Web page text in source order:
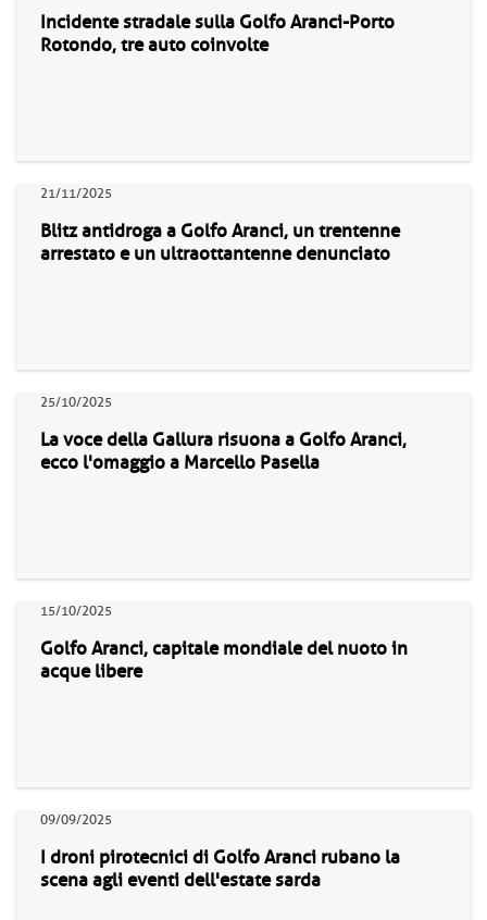
Incidente stradale sulla Golfo Aranci-Porto
Rotondo, tre auto coinvolte
21/11/2025
Blitz antidroga a Golfo Aranci, un trentenne
arrestato e un ultraottantenne denunciato
25/10/2025
La voce della Gallura risuona a Golfo Aranci,
ecco l'omaggio a Marcello Pasella
15/10/2025
Golfo Aranci, capitale mondiale del nuoto in
acque libere
09/09/2025
I droni pirotecnici di Golfo Aranci rubano la
scena agli eventi dell'estate sarda